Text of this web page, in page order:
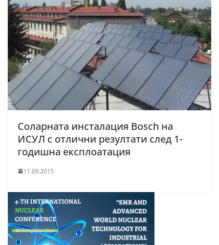
Соларната инсталация Bosch нa
ИСУЛ с отлични резултати след 1-
годишна експлоатация
11.09.2015